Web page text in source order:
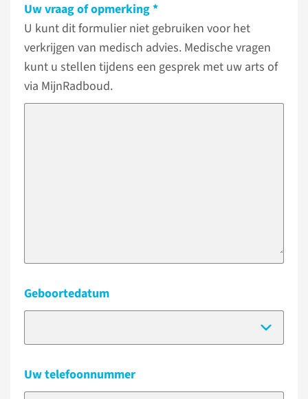
Uw vraag of opmerking
U kunt dit formulier niet gebruiken voor het
verkrijgen van medisch advies. Medische vragen
kunt u stellen tijdens een gesprek met uw arts of
via MijnRadboud.
Geboortedatum
Uw telefoonnummer